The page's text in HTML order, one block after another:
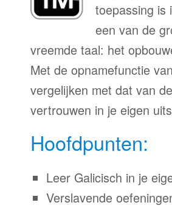
toepassing is
een van de
vreemde taal: het
Met de opnamefunctie
vergelijken met dat van
vertrouwen in je eigen
Hoofdpunten:
Leer Galicisch in je
Verslavende